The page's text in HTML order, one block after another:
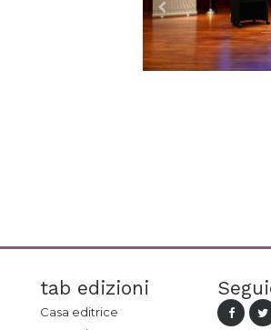
tab edizioni
Casa editrice